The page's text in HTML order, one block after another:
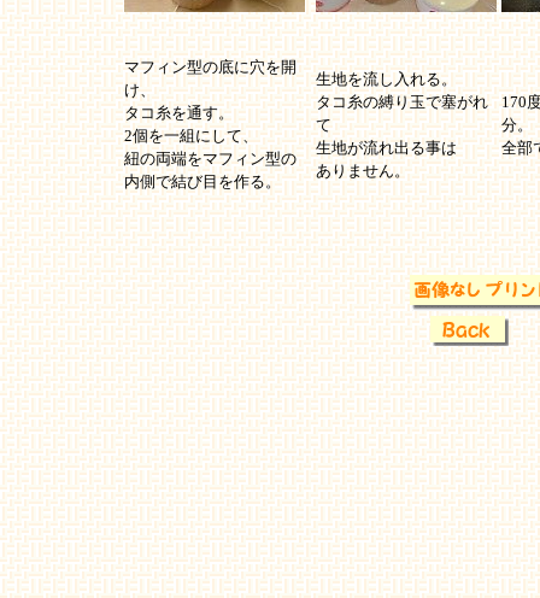
マフィン型の底に穴を開
け、
タコ糸を通す。
2個を一組にして、
紐の両端をマフィン型の
内側で結び目を作る。
生地を流し入れる。
タコ糸の縛り玉で塞がれ
て
生地が流れ出る事は
ありません。
170
分。
全部